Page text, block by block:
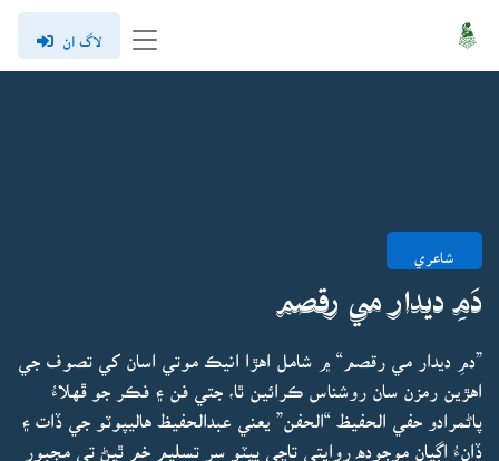
لاگ ان
شاعري
دَمِ ديدار مي رقصم
”دمِ ديدار مي رقصم“ ۾ شامل اهڙا انيڪ موتي اسان کي تصوف جي
اهڙين رمزن سان روشناس ڪرائين ٿا، جتي فن ۽ فڪر جو ڦهلاءُ
پاڻمرادو حفي الحفيظ “الحفن” يعني عبدالحفيظ هاليپوٽو جي ڏات ۽
ڏانءُ اڳيان موجوده روايتي تاڃي پيٽو سر تسليم خم ٿيڻ تي مجبور